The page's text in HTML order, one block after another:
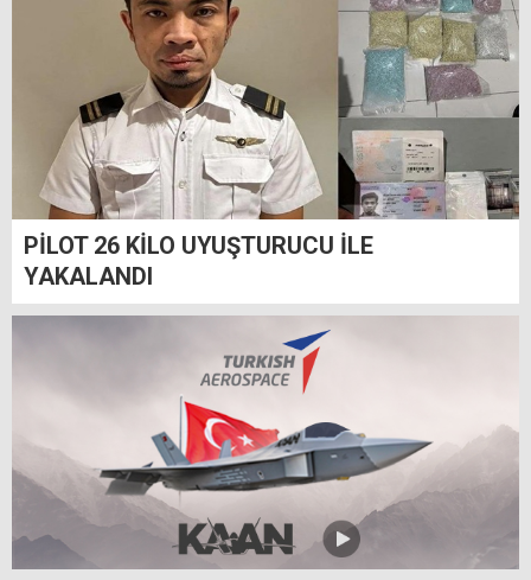
PİLOT 26 KİLO UYUŞTURUCU İLE
YAKALANDI